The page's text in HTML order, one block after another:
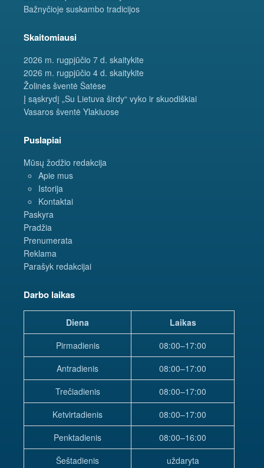
Bažnyčioje suskambo tradicijos
Skaitomiausi
2026 m. rugpjūčio 7 d. skaitykite
2026 m. rugpjūčio 4 d. skaitykite
Žolinės šventė Šatėse
Į sąskrydį „Su Lietuva širdy“ vyko ir skuodiškiai
Vasaros šventė Ylakiuose
Puslapiai
Mūsų žodžio redakcija
Apie mus
Istorija
Kontaktai
Paskyra
Pradžia
Prenumerata
Reklama
Parašyk redakcijai
Darbo laikas
Diena
Laikas
Pirmadienis
08:00–17:00
Antradienis
08:00–17:00
Trečiadienis
08:00–17:00
Ketvirtadienis
08:00–17:00
Penktadienis
08:00–16:00
Šeštadienis
uždaryta